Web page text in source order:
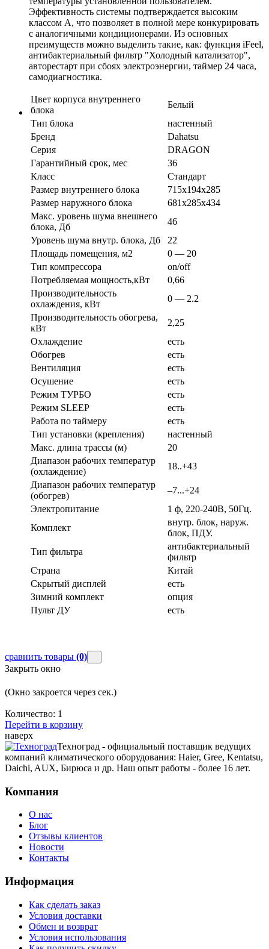
Эффективность системы подтверждается высоким
классом А, что позволяет в полной мере конкурировать
с аналогичными кондиционерами. Из основных
преимуществ можно выделить такие, как: функция iFeel,
антибактериальный фильтр "Холодный катализатор",
авторестарт при сбоях электроэнергии, таймер 24 часа,
самодиагностика.
Цвет корпуса внутреннего
блока
Белый
Тип блока
настенный
Бренд
Dahatsu
Серия
DRAGON
Гарантийный срок, мес
36
Класс
Стандарт
Размер внутреннего блока
715х194х285
Размер наружного блока
681х285х434
Макс. уровень шума внешнего
блока, Дб
46
Уровень шума внутр. блока, Дб
22
Площадь помещения, м2
0 — 20
Тип компрессора
on/off
Потребляемая мощность,кВт
0,66
Производительность
охлаждения, кВт
0 — 2.2
Производительность обогрева,
кВт
2,25
Охлаждение
есть
Обогрев
есть
Вентиляция
есть
Осушение
есть
Режим ТУРБО
есть
Режим SLEEP
есть
Работа по таймеру
есть
Тип установки (крепления)
настенный
Макс. длина трассы (м)
20
Диапазон рабочих температур
(охлаждение)
18..+43
Диапазон рабочих температур
(обогрев)
–7...+24
Электропитание
1 ф, 220-240В, 50Гц.
Комплект
внутр. блок, наруж.
блок, ПДУ.
Тип фильтра
антибактериальный
фильтр
Страна
Китай
Скрытый дисплей
есть
Зимний комплект
опция
Пульт ДУ
есть
сравнить товары (0)
Закрыть окно
(Окно закроется через сек.)
Количество: 1
Перейти в корзину
наверх
Техноград - официальный поставщик ведущих
компаний климатического оборудования: Haier, Gree, Kentatsu,
Daichi, AUX, Бирюса и др. Наш опыт работы - более 16 лет.
Компания
О нас
Блог
Отзывы клиентов
Новости
Контакты
Информация
Как сделать заказ
Условия доставки
Обмен и возврат
Условия использования